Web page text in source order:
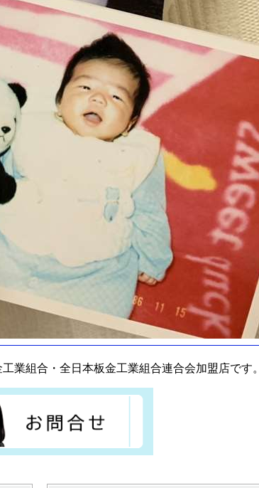
業組合・全日本板金工業組合連合会加盟店です。